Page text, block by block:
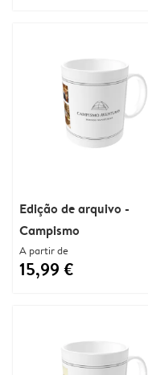
Edição de arquivo -
Campismo
A partir de
15,99 €